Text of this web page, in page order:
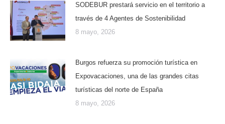
SODEBUR prestará servicio en el territorio a
través de 4 Agentes de Sostenibilidad
8 mayo, 2026
Burgos refuerza su promoción turística en
Expovacaciones, una de las grandes citas
turísticas del norte de España
8 mayo, 2026